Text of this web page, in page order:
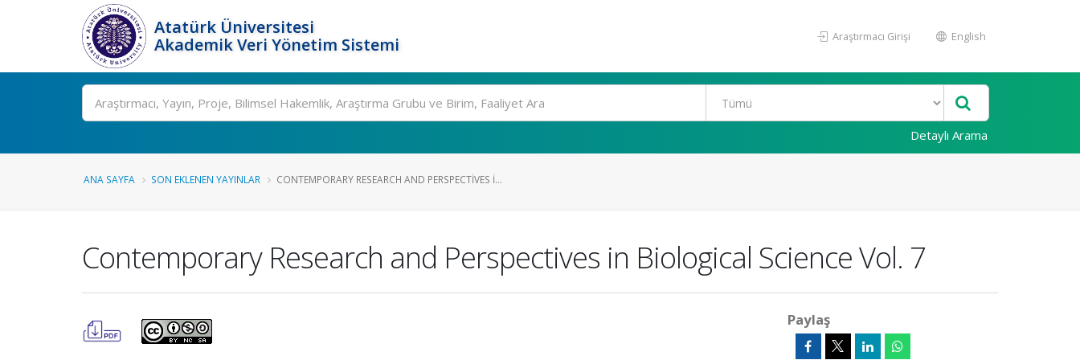
Atatürk Üniversitesi
Akademik Veri Yönetim Sistemi
Araştırmacı Girişi English
Ara
Detaylı Arama
ANA SAYFA SON EKLENEN YAYINLAR CONTEMPORARY RESEARCH AND PERSPECTIVES I...
Contemporary Research and Perspectives in Biological Science Vol. 7
Paylaş